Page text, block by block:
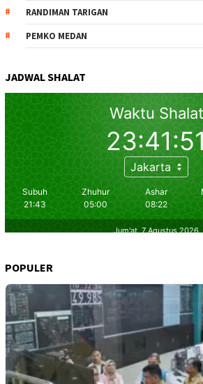
RANDIMAN TARIGAN
PEMKO MEDAN
JADWAL SHALAT
POPULER